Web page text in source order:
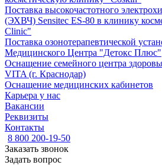
Поставка высокочастотного
(ЭХВЧ) Sensitec ES-80 в клинику
Clinic"
Поставка озонотерапевтической
Медицинского Центра "Детокс Плюс"
Оснащение семейного центра
VITA (г. Краснодар)
Оснащение медицинских кабинетов
Карьера у нас
Вакансии
Реквизиты
Контакты
8 800 200-19-50
Заказать звонок
Задать вопрос